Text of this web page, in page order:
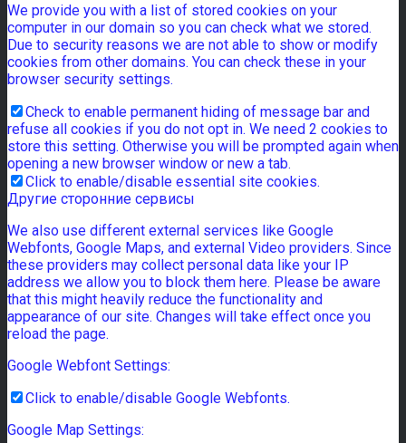
We provide you with a list of stored cookies on your
computer in our domain so you can check what we stored.
Due to security reasons we are not able to show or modify
cookies from other domains. You can check these in your
browser security settings.
Check to enable permanent hiding of message bar and
refuse all cookies if you do not opt in. We need 2 cookies to
store this setting. Otherwise you will be prompted again when
opening a new browser window or new a tab.
Click to enable/disable essential site cookies.
Другие сторонние сервисы
We also use different external services like Google
Webfonts, Google Maps, and external Video providers. Since
these providers may collect personal data like your IP
address we allow you to block them here. Please be aware
that this might heavily reduce the functionality and
appearance of our site. Changes will take effect once you
reload the page.
Google Webfont Settings:
Click to enable/disable Google Webfonts.
Google Map Settings: